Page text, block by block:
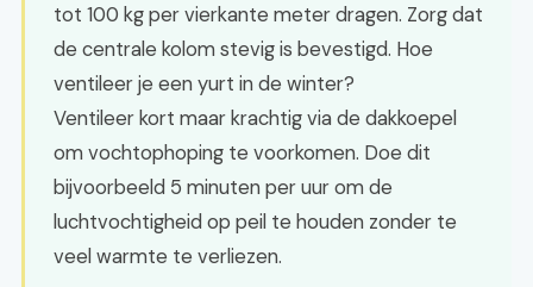
tot 100 kg per vierkante meter dragen. Zorg dat
de centrale kolom stevig is bevestigd. Hoe
ventileer je een yurt in de winter?
Ventileer kort maar krachtig via de dakkoepel
om vochtophoping te voorkomen. Doe dit
bijvoorbeeld 5 minuten per uur om de
luchtvochtigheid op peil te houden zonder te
veel warmte te verliezen.